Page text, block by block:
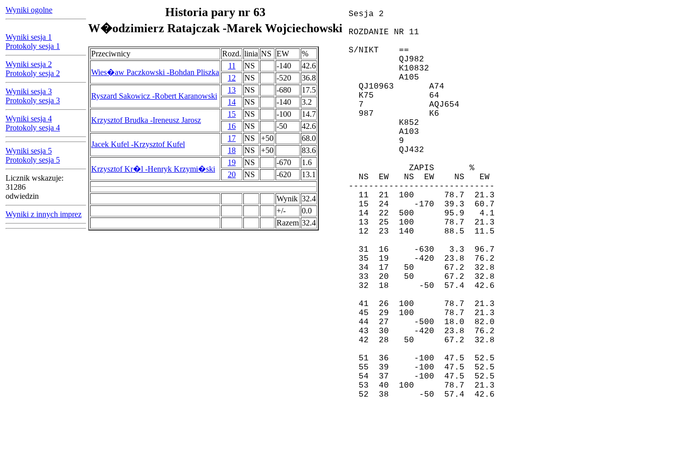
Wyniki ogolne
Wyniki sesja 1
Protokoly sesja 1
Wyniki sesja 2
Protokoly sesja 2
Wyniki sesja 3
Protokoly sesja 3
Wyniki sesja 4
Protokoly sesja 4
Wyniki sesja 5
Protokoly sesja 5
Licznik wskazuje:
31286
odwiedzin
Wyniki z innych imprez
Historia pary nr 63
W�odzimierz Ratajczak -Marek Wojciechowski
Przeciwnicy Rozd. linia NS EW %
Wies�aw Paczkowski -Bohdan Pliszka
11 NS -140
42.6
12
NS -520 36.8
Ryszard Sakowicz -Robert Karanowski
13 NS -680
17.5
14
NS -140 3.2
Krzysztof Brudka -Ireneusz Jarosz
15 NS -100
14.7
16
NS -50 42.6
Jacek Kufel -Krzysztof Kufel
17 NS +50
68.0
18
NS +50 83.6
Krzysztof Kr�l -Henryk Krzymi�ski
19 NS -670
1.6
20
NS -620 13.1
Wynik 32.4
+/-
0.0
Razem 32.4